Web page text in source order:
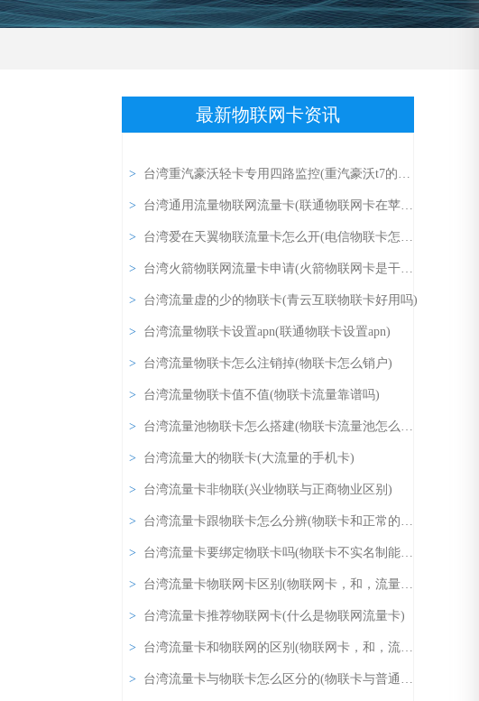
最新物联网卡资讯
>
> 台湾通用流量物联网流量卡(联通物联网卡在苹果8手机上热点怎么开)
>
> 台湾火箭物联网流量卡申请(火箭物联网卡是干嘛的办这个卡会不会被坑)
> 台湾流量虚的少的物联卡(青云互联物联卡好用吗)
> 台湾流量物联卡设置apn(联通物联卡设置apn)
> 台湾流量物联卡怎么注销掉(物联卡怎么销户)
> 台湾流量物联卡值不值(物联卡流量靠谱吗)
>
> 台湾流量大的物联卡(大流量的手机卡)
> 台湾流量卡非物联(兴业物联与正商物业区别)
>
> 台湾流量卡要绑定物联卡吗(物联卡不实名制能用吗)
> 台湾流量卡物联网卡区别(物联网卡，和，流量卡有什么区别)
> 台湾流量卡推荐物联网卡(什么是物联网流量卡)
> 台湾流量卡和物联网的区别(物联网卡，和，流量卡有什么区别)
>